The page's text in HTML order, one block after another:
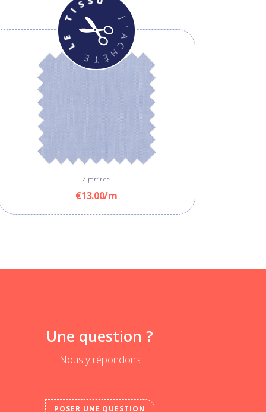
à partir de
€13.00/m
Une question ?
Nous y répondons
POSER UNE QUESTION